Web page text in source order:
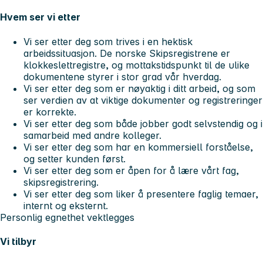
Hvem ser vi etter
Vi ser etter deg som trives i en hektisk
arbeidssituasjon. De norske Skipsregistrene er
klokkeslettregistre, og mottakstidspunkt til de ulike
dokumentene styrer i stor grad vår hverdag.
Vi ser etter deg som er nøyaktig i ditt arbeid, og som
ser verdien av at viktige dokumenter og registreringer
er korrekte.
Vi ser etter deg som både jobber godt selvstendig og i
samarbeid med andre kolleger.
Vi ser etter deg som har en kommersiell forståelse,
og setter kunden først.
Vi ser etter deg som er åpen for å lære vårt fag,
skipsregistrering.
Vi ser etter deg som liker å presentere faglig temaer,
internt og eksternt.
Personlig egnethet vektlegges
Vi tilbyr